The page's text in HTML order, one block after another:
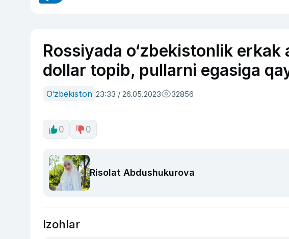
Rossiyada o‘zbekistonlik
dollar topib, pullarni egasiga
O‘zbekiston 23:33 / 26.05.2023 32856
0 0
Risolat Abdushukurova
Izohlar